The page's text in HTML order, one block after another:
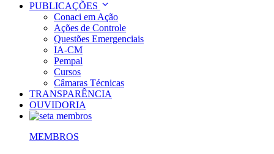
PUBLICAÇÕES
Conaci em Ação
Ações de Controle
Questões Emergenciais
IA-CM
Pempal
Cursos
Câmaras Técnicas
TRANSPARÊNCIA
OUVIDORIA
MEMBROS